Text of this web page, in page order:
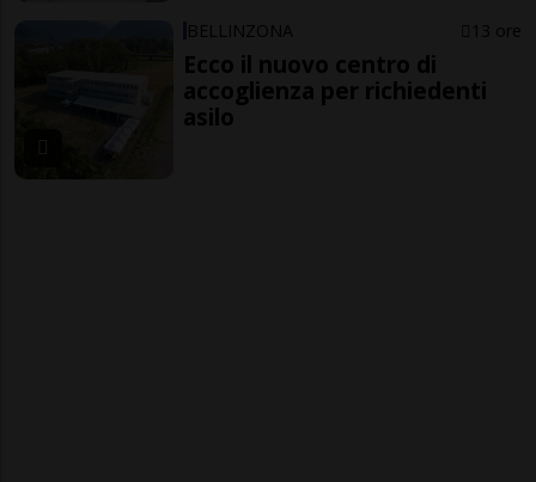
BELLINZONA 13 ore
Ecco il nuovo centro di
accoglienza per richiedenti
asilo